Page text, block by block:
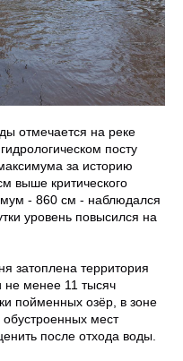
отмечается на реке
посту
за историю
выше критического
- 860 см - наблюдался
уровень повысился на
затоплена территория
не менее 11 тысяч
пойменных озёр, в зоне
мест
после отхода воды.